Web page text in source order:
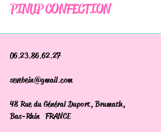
PINUP CONFECTION
06.23.86.62.27
sevebein@gmail.com
48 Rue du Général Duport, Brumath,
Bas-Rhin FRANCE